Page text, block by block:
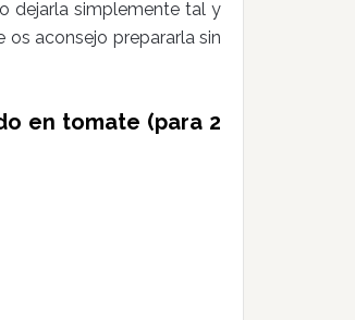
dejarla simplemente tal y
aconsejo prepararla sin
en tomate (para 2